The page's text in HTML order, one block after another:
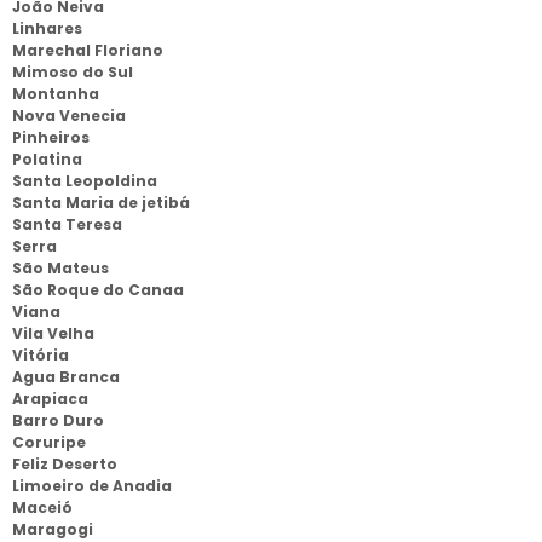
João Neiva
Linhares
Marechal Floriano
Mimoso do Sul
Montanha
Nova Venecia
Pinheiros
Polatina
Santa Leopoldina
Santa Maria de jetibá
Santa Teresa
Serra
São Mateus
São Roque do Canaa
Viana
Vila Velha
Vitória
Agua Branca
Arapiaca
Barro Duro
Coruripe
Feliz Deserto
Limoeiro de Anadia
Maceió
Maragogi